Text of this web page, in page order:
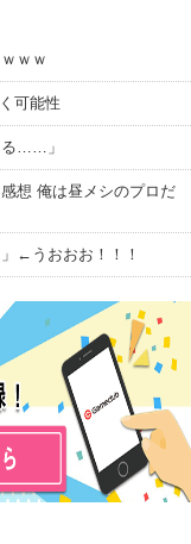
ｗｗ
可能性
る……」
想 俺は昼メシのプロだ
←うおおお！！！